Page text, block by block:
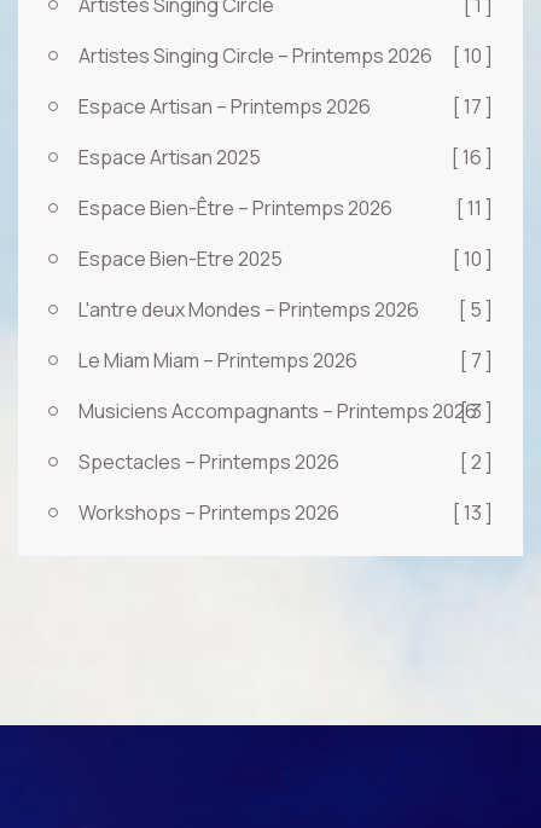
Artistes Singing Circle – Printemps 2026
[ 10 ]
Espace Artisan – Printemps 2026
[ 17 ]
Espace Artisan 2025
[ 16 ]
Espace Bien-Être – Printemps 2026
[ 11 ]
Espace Bien-Etre 2025
[ 10 ]
L'antre deux Mondes – Printemps 2026
[ 5 ]
Le Miam Miam – Printemps 2026
[ 7 ]
Musiciens Accompagnants – Printemps 2026[ 3 ]
Spectacles – Printemps 2026
[ 2 ]
Workshops – Printemps 2026
[ 13 ]